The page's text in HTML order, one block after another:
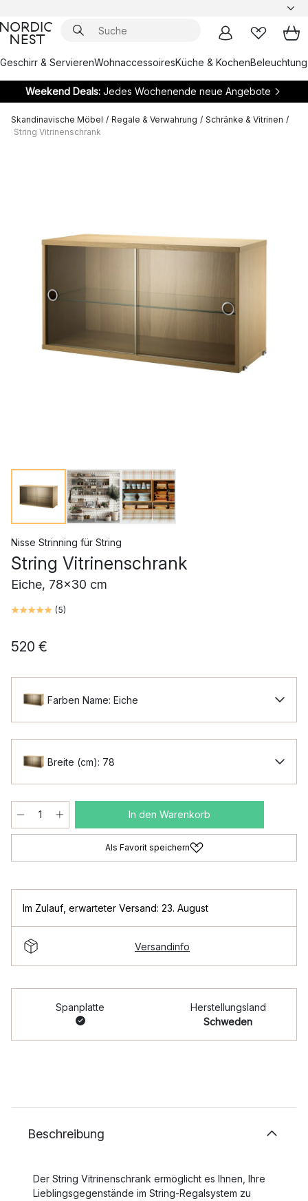
Geschirr & ServierenWohnaccessoiresKüche & KochenBeleuchtung
Weekend Deals:Jedes Wochenende neue Angebote
Skandinavische Möbel / Regale & Verwahrung / Schränke & Vitrinen /
String Vitrinenschrank
Nisse Strinning für String
String Vitrinenschrank
Eiche, 78x30 cm
(5)
520 €
Farben Name: Eiche
Breite (cm): 78
In den Warenkorb
Als Favorit speichern
Im Zulauf erwarteter Versand: 23. August
Versandinfo
Spanplatte
Herstellungsland
Schweden
Beschreibung
Der String Vitrinenschrank ermöglicht es Ihnen, Ihre
Lieblingsgegenstände im String-Regalsystem zu